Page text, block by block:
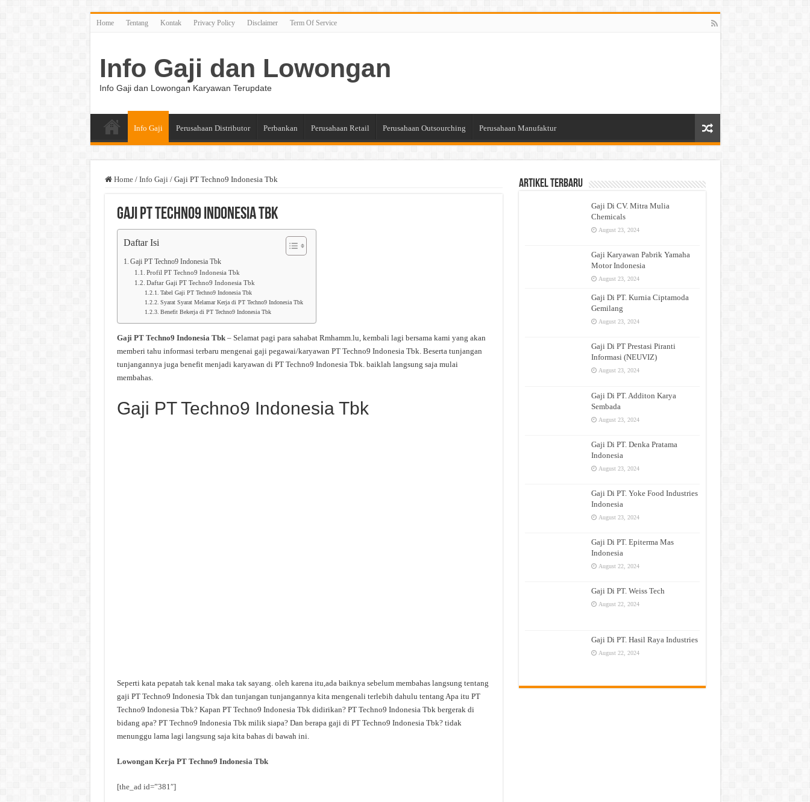
Home Tentang Kontak Privacy Policy Disclaimer Term Of Service
Info Gaji dan Lowongan
Info Gaji dan Lowongan Karyawan Terupdate
Info Gaji Perusahaan Distributor Perbankan Perusahaan Retail Perusahaan Outsourching Perusahaan Manufaktur
Home / Info Gaji / Gaji PT Techno9 Indonesia Tbk
Gaji PT Techno9 Indonesia Tbk
Daftar Isi
Gaji PT Techno9 Indonesia Tbk
Profil PT Techno9 Indonesia Tbk
Daftar Gaji PT Techno9 Indonesia Tbk
Tabel Gaji PT Techno9 Indonesia Tbk
Syarat Syarat Melamar Kerja di PT Techno9 Indonesia Tbk
Benefit Bekerja di PT Techno9 Indonesia Tbk
Gaji PT Techno9 Indonesia Tbk– Selamat pagi para sahabat Rmhamm.lu, kembali lagi bersama kami yang akan
memberi tahu informasi terbaru mengenai gaji pegawai/karyawan PT Techno9 Indonesia Tbk. Beserta tunjangan
tunjangannya juga benefit menjadi karyawan di PT Techno9 Indonesia Tbk. baiklah langsung saja mulai
membahas.
Gaji PT Techno9 Indonesia Tbk
Seperti kata pepatah tak kenal maka tak sayang. oleh karena itu,ada baiknya sebelum membahas langsung tentang
gaji PT Techno9 Indonesia Tbk dan tunjangan tunjangannya kita mengenali terlebih dahulu tentang Apa itu PT
Techno9 Indonesia Tbk? Kapan PT Techno9 Indonesia Tbk didirikan? PT Techno9 Indonesia Tbk bergerak di
bidang apa? PT Techno9 Indonesia Tbk milik siapa? Dan berapa gaji di PT Techno9 Indonesia Tbk? tidak
menunggu lama lagi langsung saja kita bahas di bawah ini.
Lowongan Kerja PT Techno9 Indonesia Tbk
[the_ad id=”381″]
Artikel Terbaru
Gaji Di CV. Mitra Mulia
Chemicals
August 23, 2024
Gaji Karyawan Pabrik Yamaha
Motor Indonesia
August 23, 2024
Gaji Di PT. Kurnia Ciptamoda
Gemilang
August 23, 2024
Gaji Di PT Prestasi Piranti
Informasi (NEUVIZ)
August 23, 2024
Gaji Di PT. Additon Karya
Sembada
August 23, 2024
Gaji Di PT. Denka Pratama
Indonesia
August 23, 2024
Gaji Di PT. Yoke Food Industries
Indonesia
August 23, 2024
Gaji Di PT. Epiterma Mas
Indonesia
August 22, 2024
Gaji Di PT. Weiss Tech
August 22, 2024
Gaji Di PT. Hasil Raya Industries
August 22, 2024